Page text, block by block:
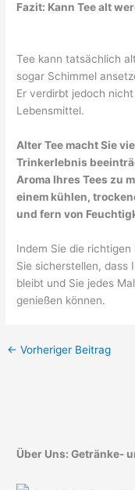
Fazit: Kann Tee alt
Tee kann tatsächlich
sogar Schimmel
Er verdirbt jedoch
Lebensmittel.
Alter Tee macht Sie
Trinkerlebnis
Aroma Ihres Tees zu
einem kühlen,
und fern von
Indem Sie die
Sie sicherstellen, dass
bleibt und Sie jedes
genießen können.
← Vorheriger Beitrag
Über Uns: Getränke-